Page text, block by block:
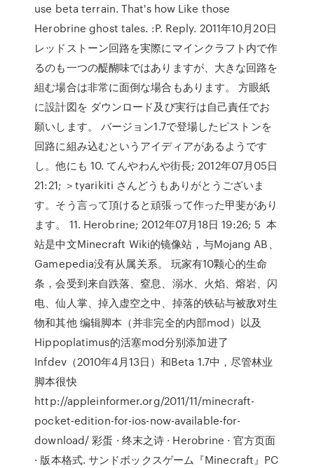
use beta terrain. That's how Like those
Herobrine ghost tales. :P. Reply. 2011年10月20日
レッドストーン回路を実際にマインクラフト内で作
るのも一つの醍醐味ではありますが、大きな回路を
組む場合は非常に面倒な場合もあります。 方眼紙
に設計図を ダウンロード及び実行は自己責任でお
願いします。 バージョン1.7で登場したピストンを
回路に組み込むというアイディアがあるようです
し。他にも 10. てんやわんや街長; 2012年07月05日
21:21; ＞tyarikiti さんどうもありがとうございま
す。そう言って頂けると頑張って作った甲斐があり
ます。 11. Herobrine; 2012年07月18日 19:26; 5 本
站是中文Minecraft Wiki的镜像站，与Mojang AB、
Gamepedia没有从属关系。 玩家有10颗心的生命
条，会受到来自跌落、窒息、溺水、火焰、熔岩、闪
电、仙人掌、掉入虚空之中、掉落的铁砧与被敌对生
物和其他 编辑脚本（并非完全的内部mod）以及
Hippoplatimus的活塞mod分别添加进了
Infdev（2010年4月13日）和Beta 1.7中，尽管林业
脚本很快
http://appleinformer.org/2011/11/minecraft-
pocket-edition-for-ios-now-available-for-
download/ 彩蛋 · 终末之诗 · Herobrine · 官方页面
· 版本格式. サンドボックスゲーム『Minecraft』PC